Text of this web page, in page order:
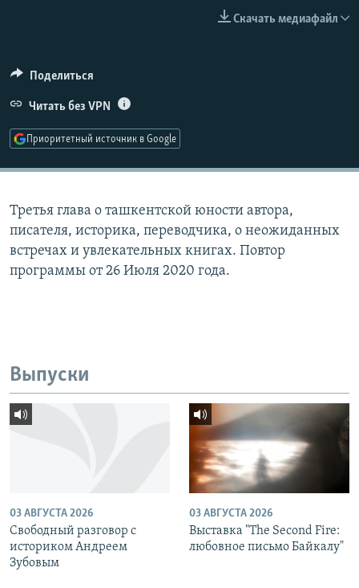
Скачать медиафайл
Поделиться
Читать без VPN
Приоритетный источник в Google
Третья глава о ташкентской юности автора,
писателя, историка, переводчика, о неожиданных
встречах и увлекательных книгах. Повтор
программы от 26 Июля 2020 года.
Выпуски
03 АВГУСТА 2026
Свободный разговор с
историком Андреем
Зубовым
03 АВГУСТА 2026
Выставка "The Second Fire:
любовное письмо Байкалу"